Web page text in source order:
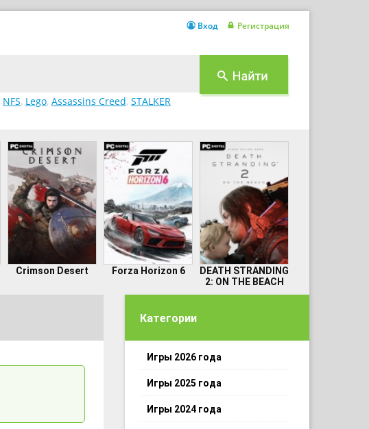
NFS, Lego, Assassins Creed, STALKER
Вход Регистрация
Crimson Desert Forza Horizon 6
DEATH STRANDING
2: ON THE BEACH
Категории
Игры 2026 года
Игры 2025 года
Игры 2024 года